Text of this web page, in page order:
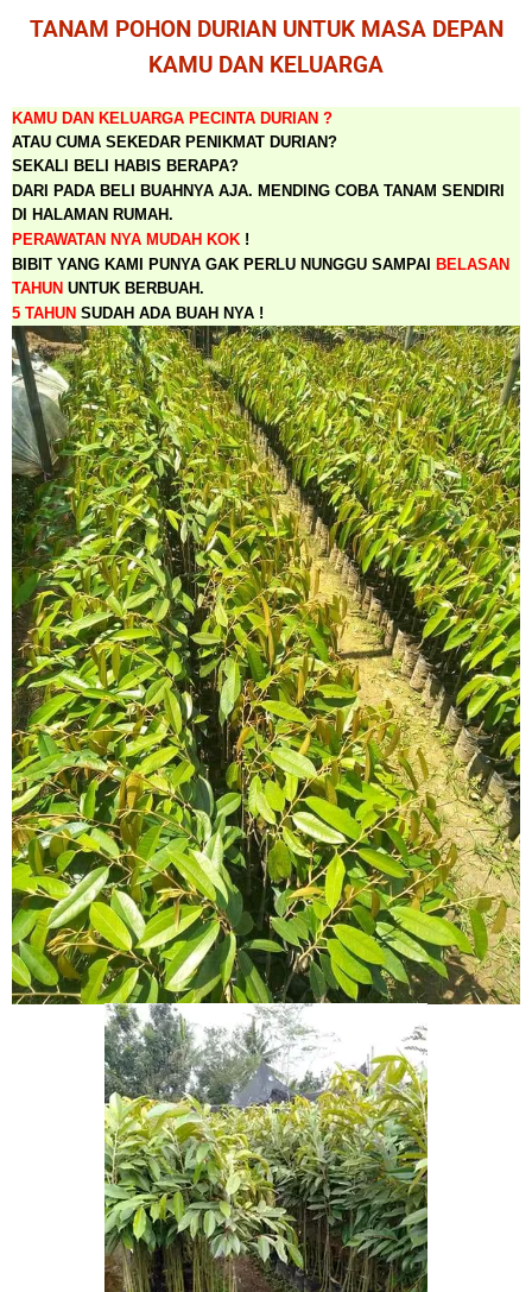
TANAM POHON DURIAN UNTUK MASA DEPAN
KAMU DAN KELUARGA
KAMU DAN KELUARGA PECINTA DURIAN ?
ATAU CUMA SEKEDAR PENIKMAT DURIAN?
SEKALI BELI HABIS BERAPA?
DARI PADA BELI BUAHNYA AJA. MENDING COBA TANAM SENDIRI
DI HALAMAN RUMAH.
PERAWATAN NYA MUDAH KOK !
BIBIT YANG KAMI PUNYA GAK PERLU NUNGGU SAMPAI
BELASAN
TAHUN UNTUK BERBUAH.
5 TAHUN SUDAH ADA BUAH NYA !